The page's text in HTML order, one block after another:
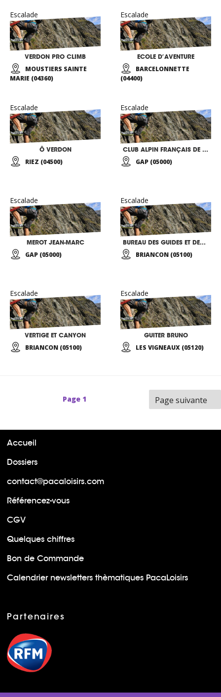
Escalade
VERDON PRO CLIMB
MOUSTIERS SAINTE
MARIE (04360)
Escalade
ECOLE D’AVENTURE
BARCELONNETTE
(04400)
Escalade
Ô VERDON
RIEZ (04500)
Escalade
CLUB ALPIN FRANÇAIS DE GAP
GAP (05000)
Escalade
MEROT JEAN-MARC
GAP (05000)
Escalade
BUREAU DES GUIDES ET DES ACCOMPAGNATEURS
BRIANCON (05100)
Escalade
VERTIGE ET CANYON
BRIANCON (05100)
Escalade
GUITER BRUNO
LES VIGNEAUX (05120)
Page 1 Page suivante
Accueil
Dossiers
contact@pacaloisirs.com
Référencez-vous
CGV
Quelques chiffres
Bon de Commande
Calendrier newsletters thèmatiques PacaLoisirs
Partenaires